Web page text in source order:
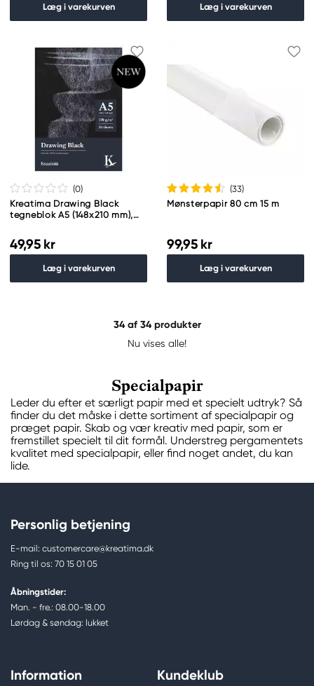
Læg i varekurven Læg i varekurven
(0)
Kreatima Drawing Black
tegneblok A5 (148x210 mm),
49,95 kr
Læg i varekurven
(33)
Mønsterpapir 80 cm 15 m
99,95 kr
Læg i varekurven
34af 34 produkter
Nu vises alle!
Specialpapir
Leder du efter et særligt papir med et specielt udtryk? Så
finder du det måske i dette sortiment af specialpapir og
præget papir. Skab og vær kreativ med papir, som er
fremstillet specielt til dit formål. Understreg pergamentets
kvalitet med specialpapir, eller find noget andet, du kan
lide.
Personlig betjening
E-mail: customercare@kreatima.dk
Ring til os: 70 15 01 05
Åbningstider:
Man. - fre.: 08.00-18.00
Lørdag & søndag: lukket
Information Kundeklub